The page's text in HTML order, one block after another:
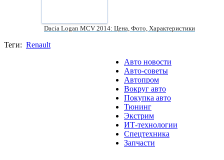
Dacia Logan MCV 2014: Цена, Фото, Характеристики
Теги: Renault
Авто новости
Авто-советы
Автопром
Вокруг авто
Покупка авто
Тюнинг
Экстрим
ИТ-технологии
Спецтехника
Запчасти